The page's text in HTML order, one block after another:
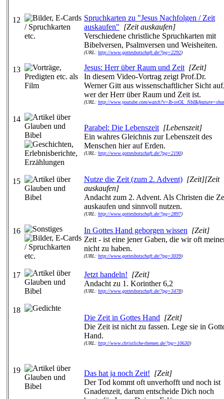
12
Spruchkarten zu "Jesus Nachfolgen / Zeit
auskaufen" [Zeit auskaufen]
Verschiedene christliche Spruchkarten mit
Bibelversen, Psalmversen und Weisheiten.
(URL: http://www.gottesbotschaft.de/?pg=2292)
13 Jesus: Herr über Raum und Zeit [Zeit]
In diesem Video-Vortrag zeigt Prof.Dr.
Werner Gitt aus wissenschaftlicher Sicht
wer der Herr über Raum und Zeit ist.
(URL: http://www.youtube.com/watch?v=Ib-
14
Parabel: Die Lebenszeit [Lebenszeit]
Ein wahres Gleichnis zur Lebenszeit des
Menschen hier auf Erden.
(URL: http://www.gottesbotschaft.de/?pg=2190)
15 Nutze die Zeit (zum 2. Advent) [Zeit][Zeit
auskaufen]
Andacht zum 2. Advent. Als Christen die
auskaufen und sinnvoll nutzen.
(URL: http://www.gottesbotschaft.de/?pg=2897)
16 In Gottes Hand geborgen wissen [Zeit]
Zeit - ist eine jener Gaben, die wir oft
nicht zu haben.
(URL: http://www.gottesbotschaft.de/?pg=3039)
17 Jetzt handeln! [Zeit]
Andacht zu 1. Korinther 6,2
(URL: http://www.gottesbotschaft.de/?pg=3478)
18
Die Zeit in Gottes Hand [Zeit]
Die Zeit ist nicht zu fassen. Lege sie in
Hand.
(URL: http://www.christliche-themen.de/?pg=10630)
19 Das hat ja noch Zeit! [Zeit]
Der Tod kommt oft unverhofft und noch ist
Gnadenzeit, darum entscheide Dich noch